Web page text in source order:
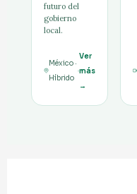
futuro del
gobierno
local.
México ·
Híbrido
Ver
más
→